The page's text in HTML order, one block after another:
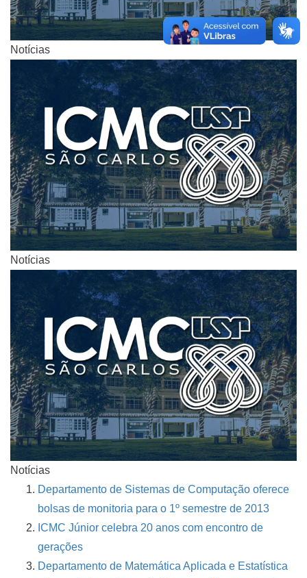
Notícias
Notícias
Notícias
Departamento de Sistemas de Computação oferece
bolsas de monitoria para o 1º semestre de 2013
ICMC Júnior celebra 20 anos com encontro de
gerações
Departamento de Matemática Aplicada e Estatística